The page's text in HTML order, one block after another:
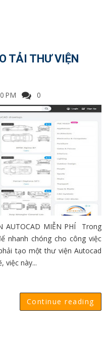
TẢI THƯ VIỆN
PM 0
AUTOCAD MIỄN PHÍ Trong
nhanh chóng cho công việc
tạo một thư viện Autocad
việc này...
Continue reading